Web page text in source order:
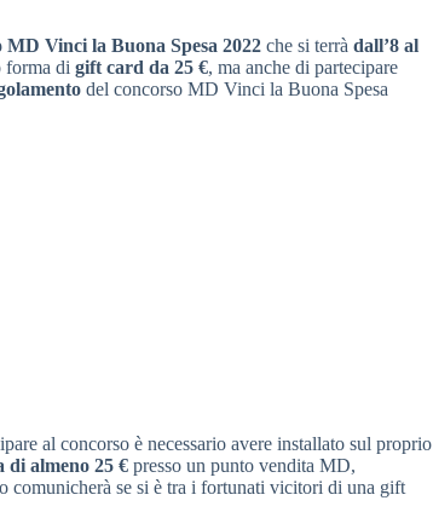
MD Vinci la Buona Spesa 2022 che si terrà dall’8 al
forma di gift card da 25 €, ma anche di partecipare
del concorso MD Vinci la Buona Spesa
al concorso è necessario avere installato sul proprio
di almeno 25 € presso un punto vendita MD,
comunicherà se si è tra i fortunati vicitori di una gift